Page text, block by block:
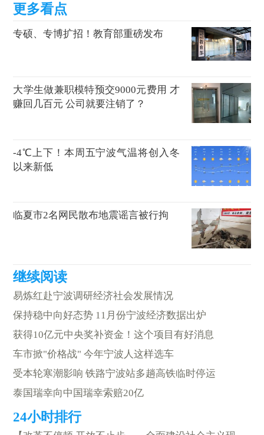
专硕、专博扩招！教育部重磅发布
大学生做兼职模特预交9000元费用 才
赚回几百元 公司就要注销了？
-4℃上下！本周五宁波气温将创入冬
以来新低
临夏市2名网民散布地震谣言被行拘
易炼红赴宁波调研经济社会发展情况
保持稳中向好态势 11月份宁波经济数据出炉
获得10亿元中央奖补资金！这个项目有好消息
车市掀"价格战" 今年宁波人这样选车
受本轮寒潮影响 铁路宁波站多趟高铁临时停运
泰国瑞幸向中国瑞幸索赔20亿